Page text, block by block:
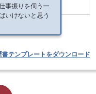
事振りを伺う一
いけないと思う
書テンプレートをダウンロード